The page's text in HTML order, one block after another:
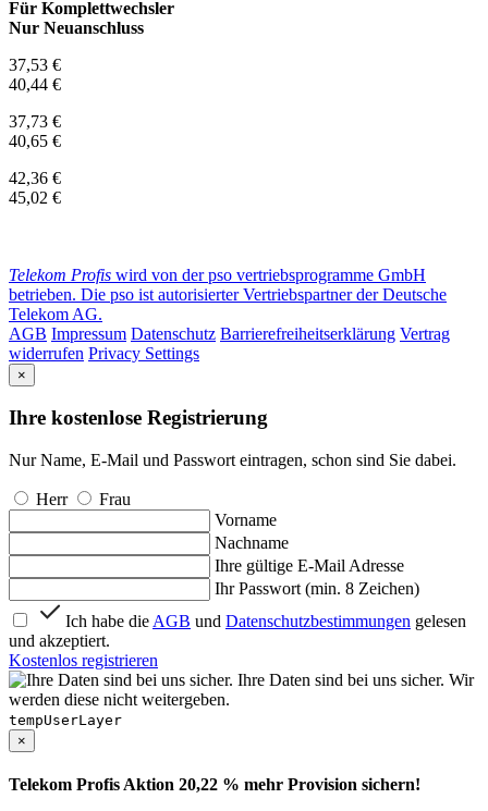
Für Komplettwechsler
Nur Neuanschluss
37,53 €
40,44 €
37,73 €
40,65 €
42,36 €
45,02 €
Telekom Profis wird von der pso vertriebsprogramme GmbH
betrieben. Die pso ist autorisierter Vertriebspartner der Deutsche
Telekom AG.
AGB Impressum Datenschutz Barrierefreiheitserklärung Vertrag
widerrufen Privacy Settings
×
Ihre kostenlose Registrierung
Nur Name, E-Mail und Passwort eintragen, schon sind Sie dabei.
Herr
Frau
Vorname
Nachname
Ihre gültige E-Mail Adresse
Ihr Passwort (min. 8 Zeichen)
Ich habe die AGB und Datenschutzbestimmungen gelesen
und akzeptiert.
Kostenlos registrieren
Ihre Daten sind bei uns sicher. Wir
werden diese nicht weitergeben.
tempUserLayer
×
Telekom Profis Aktion 20,22 % mehr Provision sichern!